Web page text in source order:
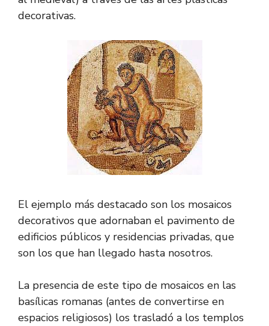
decorativas.
El ejemplo más destacado son los mosaicos
decorativos que adornaban el pavimento de
edificios públicos y residencias privadas, que
son los que han llegado hasta nosotros.
La presencia de este tipo de mosaicos en las
basílicas romanas (antes de convertirse en
espacios religiosos) los trasladó a los templos